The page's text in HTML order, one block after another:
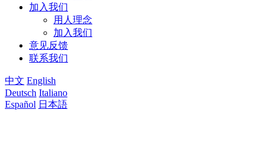
加入我们
用人理念
加入我们
意见反馈
联系我们
中文 English
Deutsch Italiano
Español 日本語